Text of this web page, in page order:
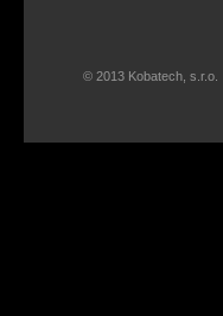
© 2013 Kobatech, s.r.o.